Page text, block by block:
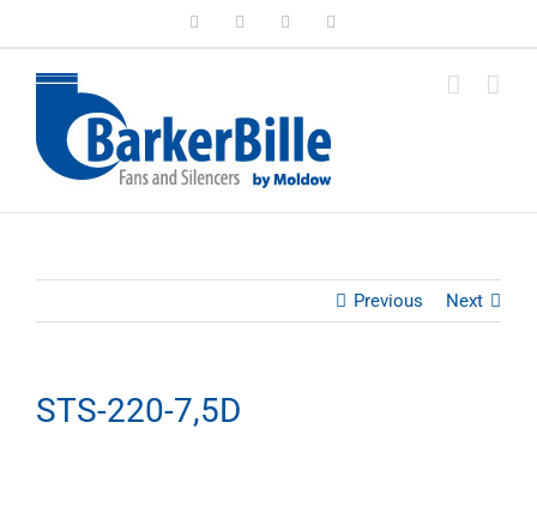
LinkedInFacebookInstagram
Previous Next
STS-220-7,5D